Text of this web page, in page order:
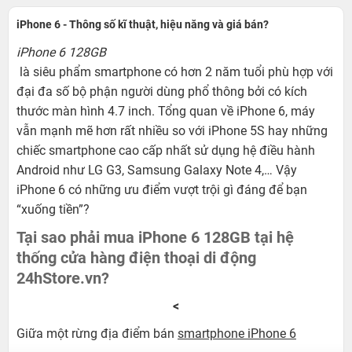
iPhone 6 - Thông số kĩ thuật, hiệu năng và giá bán?
iPhone 6 128GB
là siêu phẩm smartphone có hơn 2 năm tuổi phù hợp với
đại đa số bộ phận người dùng phổ thông bởi có kích
thước màn hình 4.7 inch. Tổng quan về iPhone 6, máy
vẫn mạnh mẽ hơn rất nhiều so với iPhone 5S hay những
chiếc smartphone cao cấp nhất sử dụng hệ điều hành
Android như LG G3, Samsung Galaxy Note 4,… Vậy
iPhone 6 có những ưu điểm vượt trội gì đáng để bạn
“xuống tiền”?
Tại sao phải mua iPhone 6 128GB tại hệ
thống cửa hàng điện thoại di động
24hStore.vn?
<
Giữa một rừng địa điểm bán smartphone iPhone 6